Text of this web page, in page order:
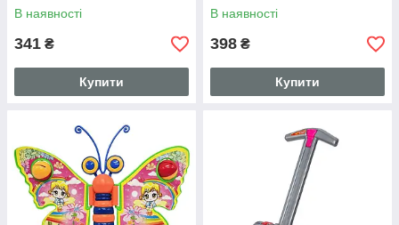
В наявності
341 ₴
Купити
В наявності
398 ₴
Купити